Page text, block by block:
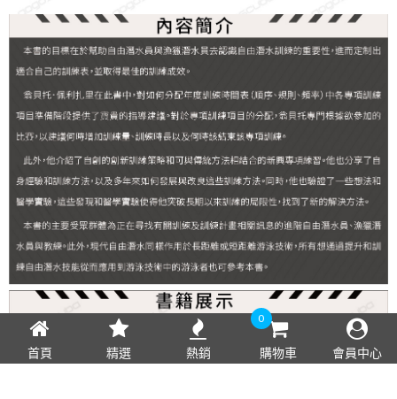
首頁 精選 熱銷
0
購物車 會員中心